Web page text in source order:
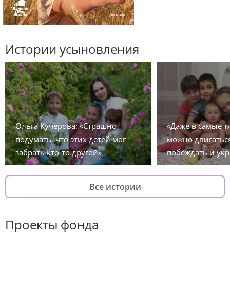
Истории усыновления
Ольга Кучерова: «Страшно
подумать, что этих детей мог
забрать кто-то другой»
«Даже в самые
можно
побеждать и
Все истории
Проекты фонда